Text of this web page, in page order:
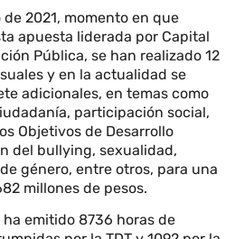
de 2021, momento en que
apuesta liderada por Capital
Pública, se han realizado 12
y en la actualidad se
adicionales, en temas como
participación social,
Objetivos de Desarrollo
del bullying, sexualidad,
género, entre otros, para una
millones de pesos.
emitido 8736 horas de